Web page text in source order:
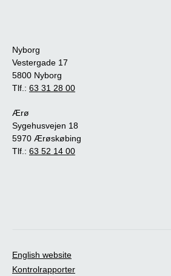
Nyborg
Vestergade 17
5800 Nyborg
Tlf.: 63 31 28 00
Ærø
Sygehusvejen 18
5970 Ærøskøbing
Tlf.: 63 52 14 00
English website
Kontrolrapporter